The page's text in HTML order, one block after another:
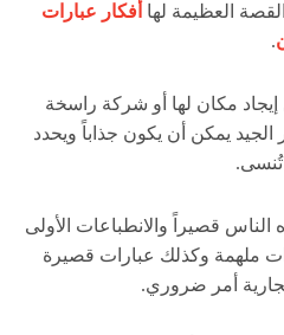
العظيمة لها أفكار عبارات
.
مكان لها أو شركة راسخة
الجيد يمكن أن يكون جذاباً ويحدد
تُنسى.
قصيراً والانطباعات الأولى
ملهمة وكذلك عبارات قصيرة
أمر ضروري.